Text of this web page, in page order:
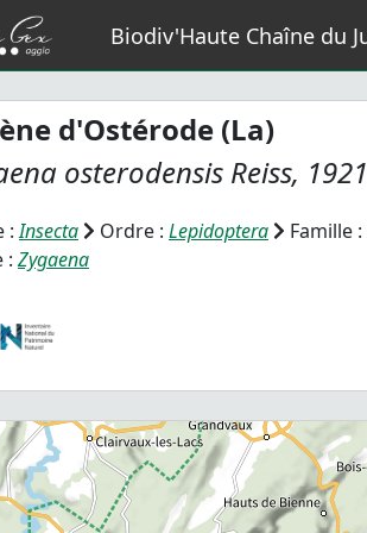
Biodiv'Haute Chaîne du
d'Ostérode (La)
osterodensis Reiss, 1921
:Insecta Ordre : Lepidoptera
Famille :
: Zygaena